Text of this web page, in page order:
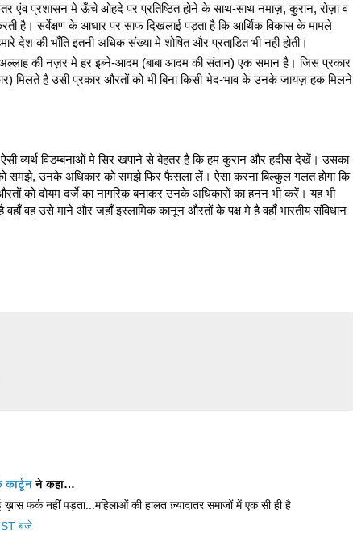
एंव प्रशासन मे ऊँचे ओहदे पर प्रतिष्ठित होने के साथ-साथ नमाज़, कुरान, रोज़ा व
है। सर्वेक्षण के आधार पर साफ दिखलाई पड़ता है कि आर्थिक विकास के मामले
देश की भाँति इतनी अधिक संख्या मे शोषित और प्रताडि़त भी नही होती।
अल्लाह की नज़र मे हर इब्ने-आदम (बाबा आदम की संतान) एक समान है। जिस प्रकार
मिलते है उसी प्रकार औरतों को भी बिना किसी भेद-भाव के उनके जायज़ हक मिलने
व्यर्थ विडम्बनाओं मे सिर खपाने से बेहतर है कि हम कुरान और हदीस देखें। उसका
समझे, उनके अधिकार को समझे फिर फैसला लें। ऐसा करना बिल्कुल गलत होगा कि
को दोयम दर्जे का नागरिक बनाकर उनके अधिकारों का हनन भी करें। यह भी
वह उसे माने और जहाँ इस्लामिक कानून औरतों के पक्ष मे है वहाँ भारतीय संविधान
ने कहा…
फर्क नहीं पड़ता...महिलाओं की हालत ज़्यादातर समाजों में एक सी ही है
बजे